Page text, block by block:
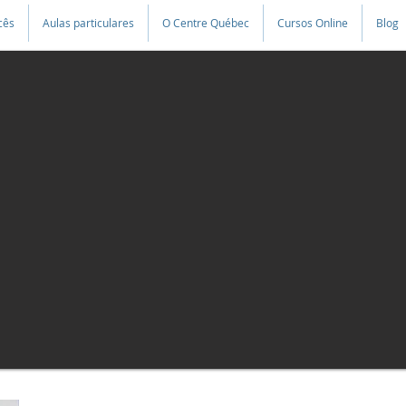
Aulas particulares O Centre Québec Cursos Online Blog